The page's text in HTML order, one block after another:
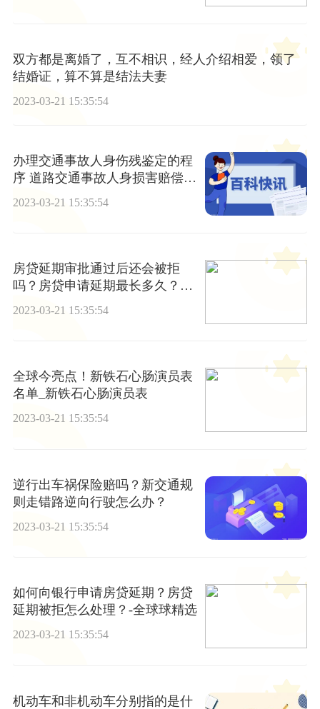
双方都是离婚了，互不相识，经人介绍相爱，领了
结婚证，算不算是结法夫妻
2023-03-21 15:35:54
办理交通事故人身伤残鉴定的程
序 道路交通事故人身损害赔偿标
2023-03-21 15:35:54
房贷延期审批通过后还会被拒
吗？房贷申请延期最长多久？_
天天速看
2023-03-21 15:35:54
全球今亮点！新铁石心肠演员表
名单_新铁石心肠演员表
2023-03-21 15:35:54
逆行出车祸保险赔吗？新交通规
则走错路逆向行驶怎么办？
2023-03-21 15:35:54
如何向银行申请房贷延期？房贷
延期被拒怎么处理？-全球球精选
2023-03-21 15:35:54
机动车和非机动车分别指的是什